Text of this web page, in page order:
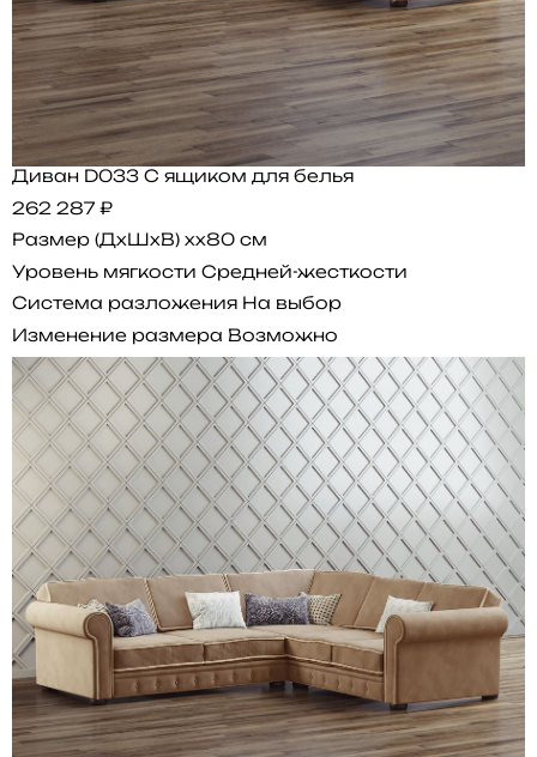
Диван D033 С ящиком для белья
262 287 ₽
Размер (ДхШхВ) xx80 см
Уровень мягкости Средней-жесткости
Система разложения На выбор
Изменение размера Возможно